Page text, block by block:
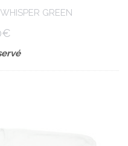
GREEN